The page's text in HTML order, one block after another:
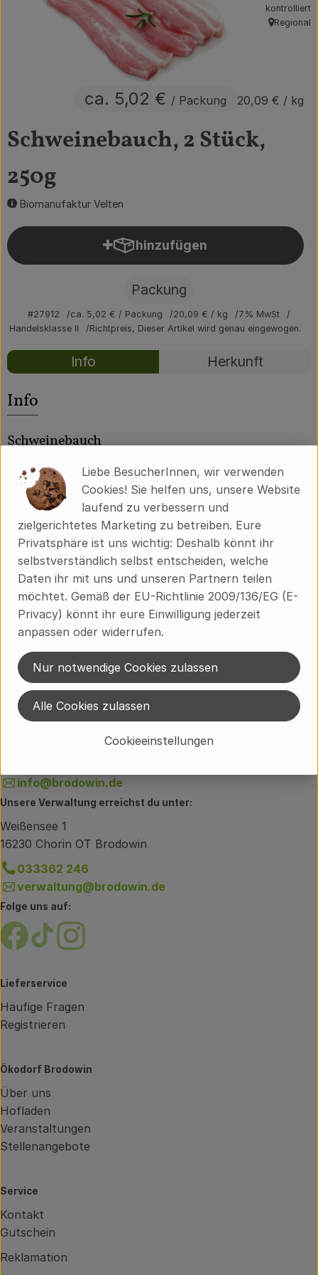
Obst & Gemüse
Süßes & Salziges
Haushalt
Der Betrieb
Über uns
Community
Schweinebauch, 2 Stück,
250g
Biomanufaktur Velten
ca. 5,02 € / Packung 20,09 € / kg
kontrolliert
, Herkunft:
Regional
hinzufügen
Produkt zum Warenkorb
Packung
#27912 ca. 5,02 € / Packung 20,09 € / kg
7% MwSt
Handelsklasse II
Richtpreis, Dieser Artikel wird genau eingewogen.
Rezepte
Info Herkunft
Info
Schweinebauch
2 Stück, ca. 250g
Produktinformationen
Herkunft
Hersteller: BMH
Regional
Du hast eine Frage zum Lieferservice?
Brodowiner Dorfstraße 89
16230 Chorin OT Brodowin
info@brodowin.de
Unsere Verwaltung erreichst du unter:
Weißensee 1
16230 Chorin OT Brodowin
033362 246
verwaltung@brodowin.de
Folge uns auf:
Externer Link zu https://www.facebook.com/
Externer Link zu https://www.tiktok.com/
Externer Link zu https://
Lieferservice
Häufige Fragen
Registrieren
Ökodorf Brodowin
Über uns
Hofladen
Veranstaltungen
Stellenangebote
Service
Kontakt
Gutschein
Reklamation
Liebe BesucherInnen, wir verwenden
Cookies! Sie helfen uns, unsere Website
laufend zu verbessern und
zielgerichtetes Marketing zu betreiben. Eure
Privatsphäre ist uns wichtig: Deshalb könnt ihr
selbstverständlich selbst entscheiden, welche
Daten ihr mit uns und unseren Partnern teilen
möchtet. Gemäß der EU-Richtlinie 2009/136/EG (E-
Privacy) könnt ihr eure Einwilligung jederzeit
anpassen oder widerrufen.
Cookieeinstellungen
Nur notwendige Cookies zulassen
Alle Cookies zulassen